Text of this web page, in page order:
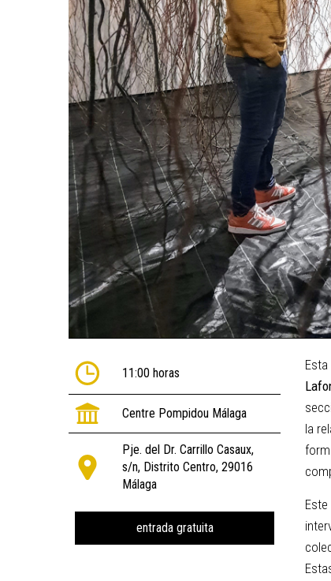
11:00 horas
Centre Pompidou Málaga
Pje. del Dr. Carrillo Casaux,
s/n, Distrito Centro, 29016
Málaga
la